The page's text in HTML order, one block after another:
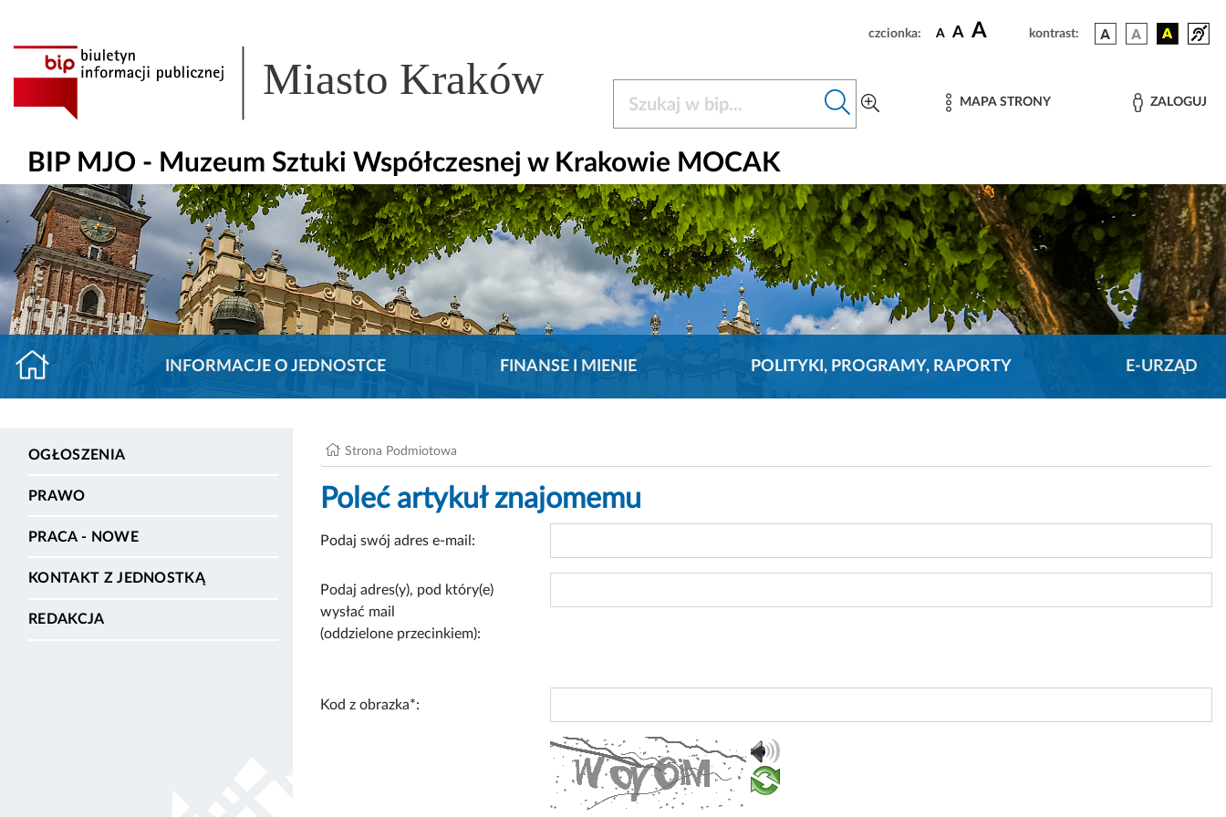
czcionka: A A A kontrast:
Miasto Kraków MAPA STRONY ZALOGUJ
BIP MJO - Muzeum Sztuki Współczesnej w Krakowie MOCAK
INFORMACJE O JEDNOSTCE FINANSE I MIENIE POLITYKI, PROGRAMY, RAPORTY E-URZĄD
OGŁOSZENIA
PRAWO
PRACA - NOWE
KONTAKT Z JEDNOSTKĄ
REDAKCJA
Strona Podmiotowa
Poleć artykuł znajomemu
Podaj swój adres e-mail:
Podaj adres(y), pod który(e)
wysłać mail
(oddzielone przecinkiem):
Kod z obrazka*: